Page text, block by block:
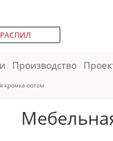
Производство
кромка оптом